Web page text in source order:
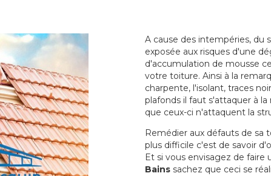
A cause des intempéries, du
exposée aux risques d'une
d'accumulation de mousse
votre toiture. Ainsi à la
charpente, l'isolant, traces
plafonds il faut s'attaquer à
que ceux-ci n'attaquent la
Remédier aux défauts de sa
plus difficile c'est de savoir
Et si vous envisagez de faire
Bains sachez que ceci se